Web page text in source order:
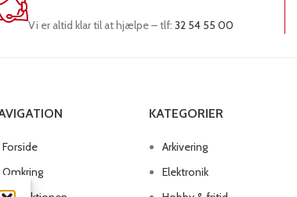
Vi er altid klar til at hjælpe – tlf:32 54 55 00
Forside
Omkring
KATEGORIER
Arkivering
Elektronik